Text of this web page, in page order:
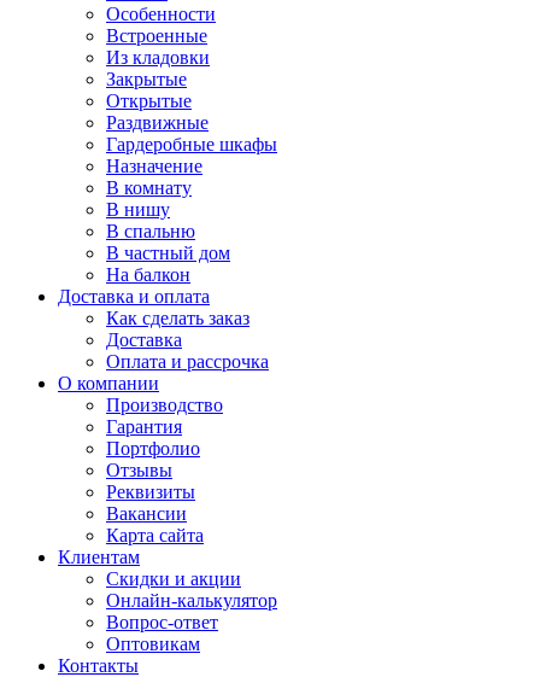
Особенности
Встроенные
Из кладовки
Закрытые
Открытые
Раздвижные
Гардеробные шкафы
Назначение
В комнату
В нишу
В спальню
В частный дом
На балкон
Доставка и оплата
Как сделать заказ
Доставка
Оплата и рассрочка
О компании
Производство
Гарантия
Портфолио
Отзывы
Реквизиты
Вакансии
Карта сайта
Клиентам
Скидки и акции
Онлайн-калькулятор
Вопрос-ответ
Оптовикам
Контакты